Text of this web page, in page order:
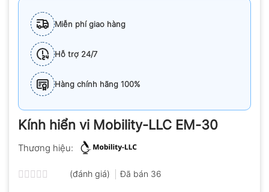
Miễn phí giao hàng
Hỗ trợ 24/7
Hàng chính hãng 100%
Kính hiển vi Mobility-LLC EM-30
Thương hiệu:
(đánh giá) Đã bán 36